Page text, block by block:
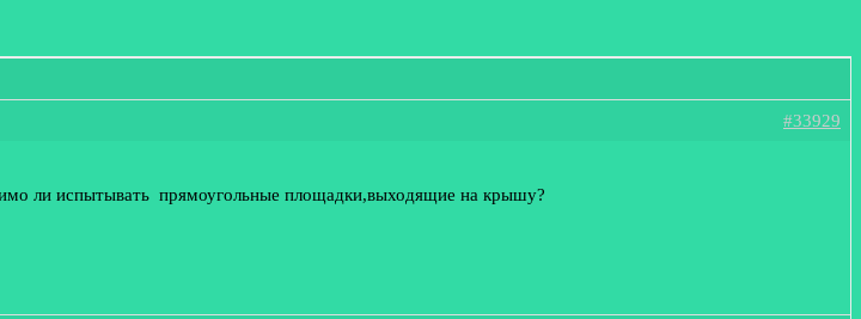
#33929
ли испытывать прямоугольные площадки,выходящие на крышу?